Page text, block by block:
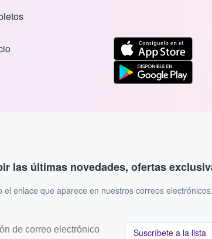
las últimas novedades, ofertas
enlace que aparece en nuestros correos
Suscríbete a la lista